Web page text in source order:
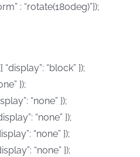
: “rotate(180deg)”});
“block” });
});
“none” });
“none” });
“none” });
“none” });